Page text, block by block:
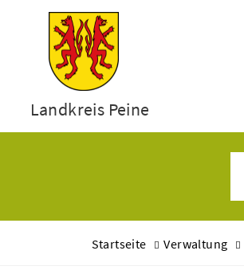
Landkreis Peine
Startseite Verwaltung